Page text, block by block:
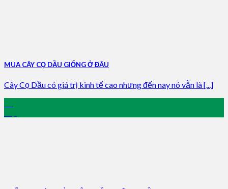
MUA CÂY CỌ DẦU GIỐNG Ở ĐÂU
Cây Cọ Dầu có giá trị kinh tế cao nhưng đến nay nó vẫn là [...]